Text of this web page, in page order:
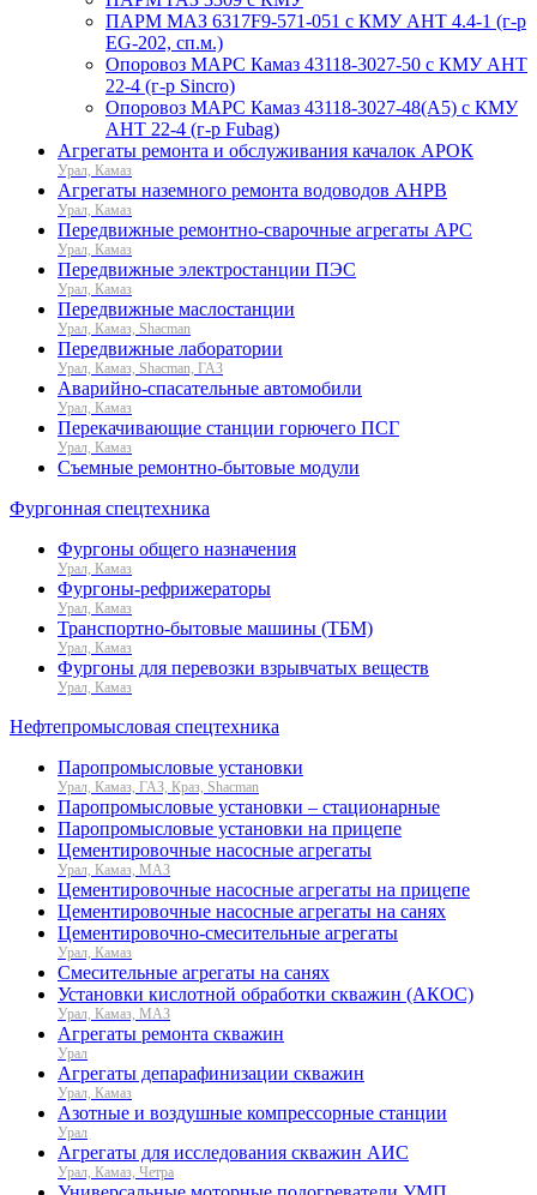
ПАРМ МАЗ 6317F9-571-051 с КМУ АНТ 4.4-1 (г-р
EG-202, сп.м.)
Опоровоз МАРС Камаз 43118-3027-50 с КМУ АНТ
22-4 (г-р Sincro)
Опоровоз МАРС Камаз 43118-3027-48(A5) с КМУ
АНТ 22-4 (г-р Fubag)
Агрегаты ремонта и обслуживания качалок АРОК
Урал, Камаз
Агрегаты наземного ремонта водоводов АНРВ
Урал, Камаз
Передвижные ремонтно-сварочные агрегаты АРС
Урал, Камаз
Передвижные электростанции ПЭС
Урал, Камаз
Передвижные маслостанции
Урал, Камаз, Shacman
Передвижные лаборатории
Урал, Камаз, Shacman, ГАЗ
Аварийно-спасательные автомобили
Урал, Камаз
Перекачивающие станции горючего ПСГ
Урал, Камаз
Съемные ремонтно-бытовые модули
Фургонная спецтехника
Фургоны общего назначения
Урал, Камаз
Фургоны-рефрижераторы
Урал, Камаз
Транспортно-бытовые машины (ТБМ)
Урал, Камаз
Фургоны для перевозки взрывчатых веществ
Урал, Камаз
Нефтепромысловая спецтехника
Паропромысловые установки
Урал, Камаз, ГАЗ, Краз, Shacman
Паропромысловые установки – стационарные
Паропромысловые установки на прицепе
Цементировочные насосные агрегаты
Урал, Камаз, МАЗ
Цементировочные насосные агрегаты на прицепе
Цементировочные насосные агрегаты на санях
Цементировочно-смесительные агрегаты
Урал, Камаз
Смесительные агрегаты на санях
Установки кислотной обработки скважин (АКОС)
Урал, Камаз, МАЗ
Агрегаты ремонта скважин
Урал
Агрегаты депарафинизации скважин
Урал, Камаз
Азотные и воздушные компрессорные станции
Урал
Агрегаты для исследования скважин АИС
Урал, Камаз, Четра